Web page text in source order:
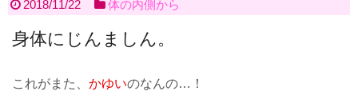
2018/11/22 体の内側から
身体にじんましん。
これがまた、 かゆいのなんの…！